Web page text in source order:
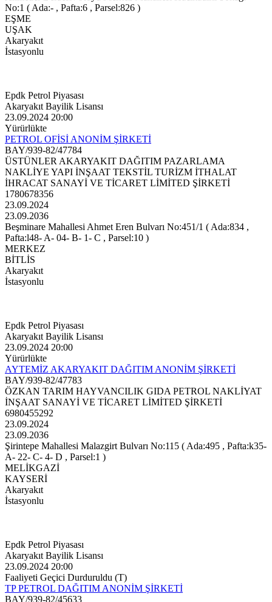
No:1 ( Ada:- , Pafta:6 , Parsel:826 )
EŞME
UŞAK
Akaryakıt
İstasyonlu
Epdk Petrol Piyasası
Akaryakıt Bayilik Lisansı
23.09.2024 20:00
Yürürlükte
PETROL OFİSİ ANONİM ŞİRKETİ
BAY/939-82/47784
ÜSTÜNLER AKARYAKIT DAĞITIM PAZARLAMA
NAKLİYE YAPI İNŞAAT TEKSTİL TURİZM İTHALAT
İHRACAT SANAYİ VE TİCARET LİMİTED ŞİRKETİ
1780678356
23.09.2024
23.09.2036
Beşminare Mahallesi Ahmet Eren Bulvarı No:451/1 ( Ada:834 ,
Pafta:l48- A- 04- B- 1- C , Parsel:10 )
MERKEZ
BİTLİS
Akaryakıt
İstasyonlu
Epdk Petrol Piyasası
Akaryakıt Bayilik Lisansı
23.09.2024 20:00
Yürürlükte
AYTEMİZ AKARYAKIT DAĞITIM ANONİM ŞİRKETİ
BAY/939-82/47783
ÖZKAN TARIM HAYVANCILIK GIDA PETROL NAKLİYAT
İNŞAAT SANAYİ VE TİCARET LİMİTED ŞİRKETİ
6980455292
23.09.2024
23.09.2036
Şirintepe Mahallesi Malazgirt Bulvarı No:115 ( Ada:495 , Pafta:k35-
A- 22- C- 4- D , Parsel:1 )
MELİKGAZİ
KAYSERİ
Akaryakıt
İstasyonlu
Epdk Petrol Piyasası
Akaryakıt Bayilik Lisansı
23.09.2024 20:00
Faaliyeti Geçici Durduruldu (T)
TP PETROL DAĞITIM ANONİM ŞİRKETİ
BAY/939-82/45633